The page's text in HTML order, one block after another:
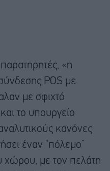
«η
POS με
με σφιχτό
το υπουργείο
κανόνες
έναν “πόλεμο”
χώρου, με τον πελάτη